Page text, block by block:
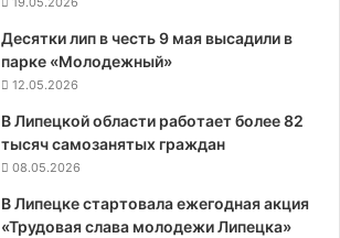
Десятки лип в честь 9 мая высадили в
парке «Молодежный»
12.05.2026
В Липецкой области работает более 82
тысяч самозанятых граждан
08.05.2026
В Липецке стартовала ежегодная акция
«Трудовая слава молодежи Липецка»